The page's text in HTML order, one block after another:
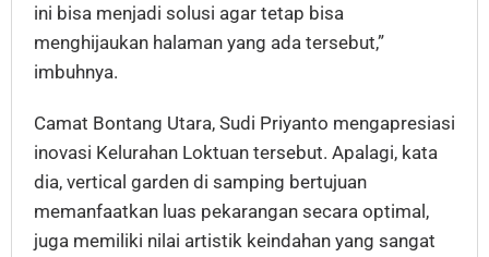
ini bisa menjadi solusi agar tetap bisa
menghijaukan halaman yang ada tersebut,”
imbuhnya.
Camat Bontang Utara, Sudi Priyanto mengapresiasi
inovasi Kelurahan Loktuan tersebut. Apalagi, kata
dia, vertical garden di samping bertujuan
memanfaatkan luas pekarangan secara optimal,
juga memiliki nilai artistik keindahan yang sangat